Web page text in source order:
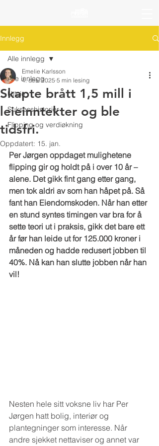
Innlegg
Alle innlegg
Utleie
Suksesshistorier
Flipping og verdiøkning
Alle innlegg
Skapte brått 1,5 mill i
leieinntekter og ble
tidsfri.
Emelie Karlsson
4. des. 2025 5 min lesing
Oppdatert: 15. jan.
Per Jørgen oppdaget mulighetene
flipping gir og holdt på i over 10 år –
alene. Det gikk fint gang etter gang,
men tok aldri av som han håpet på. Så
fant han Eiendomskoden. Når han etter
en stund syntes timingen var bra for å
sette teori ut i praksis, gikk det bare ett
år før han leide ut for 125.000 kroner i
måneden og hadde redusert jobben til
40%. Nå kan han slutte jobben når han
vil!
Nesten hele sitt voksne liv har Per
Jørgen hatt bolig, interiør og
plantegninger som interesse. Når
andre sjekket nettaviser og annet var